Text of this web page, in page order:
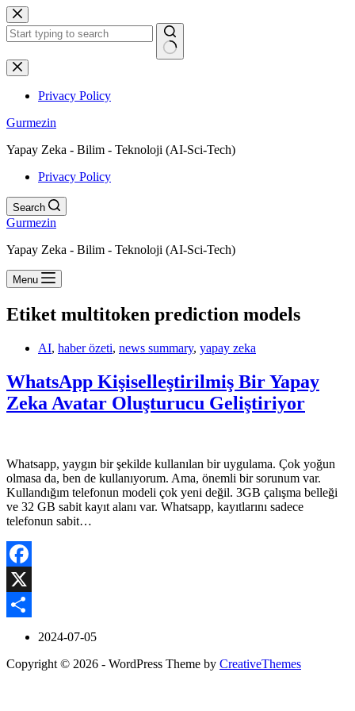
Skip
to
content
No
results
Privacy Policy
Gurmezin
Yapay Zeka - Bilim - Teknoloji (AI-Sci-Tech)
Privacy Policy
Search
Gurmezin
Yapay Zeka - Bilim - Teknoloji (AI-Sci-Tech)
Menu
Etiket multitoken prediction models
AI, haber özeti, news summary, yapay zeka
WhatsApp Kişiselleştirilmiş Bir Yapay
Zeka Avatar Oluşturucu Geliştiriyor
Whatsapp, yaygın bir şekilde kullanılan bir uygulama. Çok yoğun
olmasa da, ben de kullanıyorum. Ama, önemli bir sorunum var.
Kullandığım telefonun modeli çok yeni değil. 3GB çalışma belleği
ve 32 GB sabit kayıt alanı var. Whatsapp, kayıtlarını sadece
telefonun sabit…
Facebook
X
2024-07-05
Copyright © 2026 - WordPress Theme by CreativeThemes